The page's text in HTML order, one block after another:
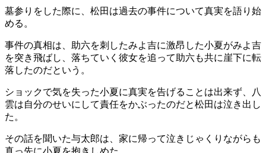
墓参りをした際に、松田は過去の事件について真実を語り始
める。
事件の真相は、助六を刺したみよ吉に激昂した小夏がみよ吉
を突き飛ばし、落ちていく彼女を追って助六も共に崖下に転
落したのだという。
ショックで気を失った小夏に真実を告げることは出来ず、八
雲は自分のせいにして責任をかぶったのだと松田は泣き出し
た。
その話を聞いた与太郎は、家に帰って泣きじゃくりながらも
真っ先に小夏を抱きしめた。